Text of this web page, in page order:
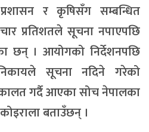
र कृषिसँग सम्बन्धित
प्रतिशतले सूचना नपाएपछि
छन् । आयोगको निर्देशनपछि
सूचना नदिने गरेको
गर्दै आएका सोच नेपालका
बताउँछन् ।